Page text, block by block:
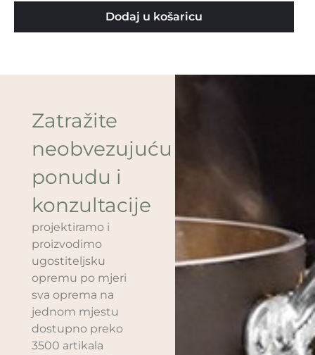
Dodaj u košaricu
Zatražite
neobvezujuću
ponudu i
konzultacije
projektiramo i
proizvodimo
ugostiteljsku
opremu po mjeri
sva oprema na
jednom mjestu
dostupno preko
3500 artikala